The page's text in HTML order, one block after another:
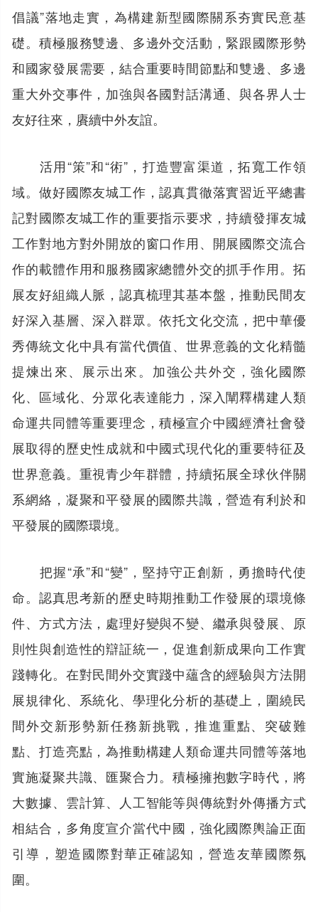
倡議”落地走實，為構建新型國際關系夯實民意基
礎。積極服務雙邊、多邊外交活動，緊跟國際形勢
和國家發展需要，結合重要時間節點和雙邊、多邊
重大外交事件，加強與各國對話溝通、與各界人士
友好往來，賡續中外友誼。
活用“策”和“術”，打造豐富渠道，拓寬工作領
域。做好國際友城工作，認真貫徹落實習近平總書
記對國際友城工作的重要指示要求，持續發揮友城
工作對地方對外開放的窗口作用、開展國際交流合
作的載體作用和服務國家總體外交的抓手作用。拓
展友好組織人脈，認真梳理其基本盤，推動民間友
好深入基層、深入群眾。依托文化交流，把中華優
秀傳統文化中具有當代價值、世界意義的文化精髓
提煉出來、展示出來。加強公共外交，強化國際
化、區域化、分眾化表達能力，深入闡釋構建人類
命運共同體等重要理念，積極宣介中國經濟社會發
展取得的歷史性成就和中國式現代化的重要特征及
世界意義。重視青少年群體，持續拓展全球伙伴關
系網絡，凝聚和平發展的國際共識，營造有利於和
平發展的國際環境。
把握“承”和“變”，堅持守正創新，勇擔時代使
命。認真思考新的歷史時期推動工作發展的環境條
件、方式方法，處理好變與不變、繼承與發展、原
則性與創造性的辯証統一，促進創新成果向工作實
踐轉化。在對民間外交實踐中蘊含的經驗與方法開
展規律化、系統化、學理化分析的基礎上，圍繞民
間外交新形勢新任務新挑戰，推進重點、突破難
點、打造亮點，為推動構建人類命運共同體等落地
實施凝聚共識、匯聚合力。積極擁抱數字時代，將
大數據、雲計算、人工智能等與傳統對外傳播方式
相結合，多角度宣介當代中國，強化國際輿論正面
引導，塑造國際對華正確認知，營造友華國際氛
圍。